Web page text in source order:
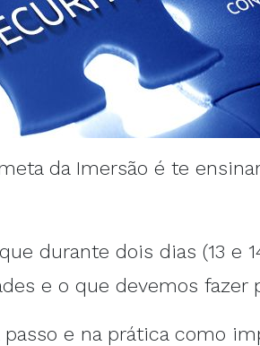
da Imersão é te
durante dois dias (13 e
e o que devemos fazer
e na prática como